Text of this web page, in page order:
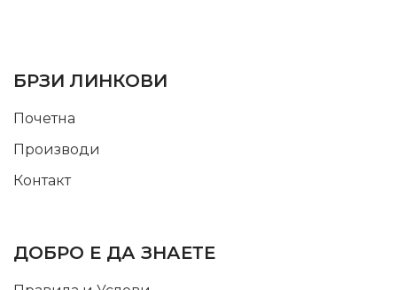
БРЗИ ЛИНКОВИ
Почетна
Производи
Контакт
ДОБРО Е ДА ЗНАЕТЕ